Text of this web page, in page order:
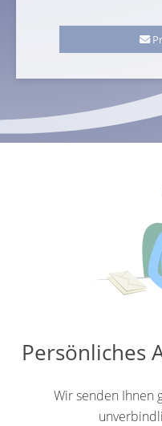
Persönliches
Wir senden Ihnen